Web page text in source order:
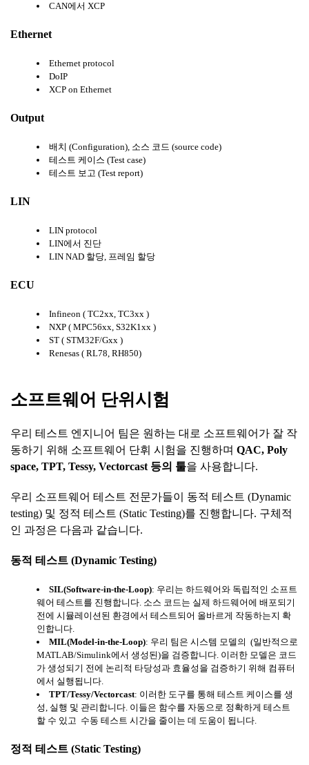
CAN에서 XCP
Ethernet
Ethernet protocol
DoIP
XCP on Ethernet
Output
배치 (Configuration), 소스 코드 (source code)
테스트 케이스 (Test case)
테스트 보고 (Test report)
LIN
LIN protocol
LIN에서 진단
LIN NAD 할당, 프레임 할당
ECU
Infineon ( TC2xx, TC3xx )
NXP ( MPC56xx, S32K1xx )
ST ( STM32F/Gxx )
Renesas ( RL78, RH850)
소프트웨어 단위시험
우리 테스트 엔지니어 팀은 원하는 대로 소프트웨어가 잘 작
동하기 위해 소프트웨어 단휘 시험을 진행하며 QAC, Poly
space, TPT, Tessy, Vectorcast 등의 툴을 사용합니다.
우리 소프트웨어 테스트 전문가들이 동적 테스트 (Dynamic
testing) 및 정적 테스트 (Static Testing)를 진행합니다. 구체적
인 과정은 다음과 같습니다.
동적 테스트 (Dynamic Testing)
SIL(Software-in-the-Loop): 우리는 하드웨어와 독립적인 소프트
웨어 테스트를 진행합니다. 소스 코드는 실제 하드웨어에 배포되기
전에 시뮬레이션된 환경에서 테스트되어 올바르게 작동하는지 확
인합니다.
MIL(Model-in-the-Loop): 우리 팀은 시스템 모델의 (일반적으로
MATLAB/Simulink에서 생성된)을 검증합니다. 이러한 모델은 코드
가 생성되기 전에 논리적 타당성과 효율성을 검증하기 위해 컴퓨터
에서 실행됩니다.
TPT/Tessy/Vectorcast: 이러한 도구를 통해 테스트 케이스를 생
성, 실행 및 관리합니다. 이들은 함수를 자동으로 정확하게 테스트
할 수 있고 수동 테스트 시간을 줄이는 데 도움이 됩니다.
정적 테스트 (Static Testing)